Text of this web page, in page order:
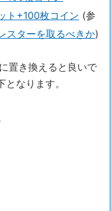
ト+100枚コイン (参
スターを取るべきか)
置き換えると良いで
なります。